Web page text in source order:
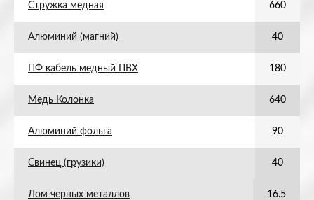
Стружка медная 660
Алюминий (магний) 40
ПФ кабель медный ПВХ 180
Медь Колонка 640
Алюминий фольга 90
Свинец (грузики) 40
Лом черных металлов 16.5